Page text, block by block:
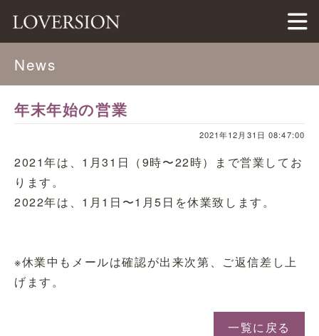
LOVERSION（ラバージョン）
News
年末年始の営業
2021年12月31日 08:47:00
2021年は、1月31日（9時〜22時）まで営業してお
ります。
2022年は、1月1日〜1月5日を休業致します。
※休業中もメールは確認が出来次第、ご返信差し上
げます。
一覧に戻る